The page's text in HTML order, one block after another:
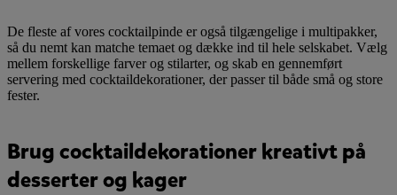
De fleste af vores cocktailpinde er også tilgængelige i multipakker,
så du nemt kan matche temaet og dække ind til hele selskabet. Vælg
mellem forskellige farver og stilarter, og skab en gennemført
servering med cocktaildekorationer, der passer til både små og store
fester.
Brug cocktaildekorationer kreativt på
desserter og kager